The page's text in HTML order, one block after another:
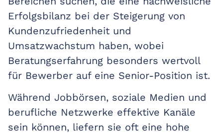
Erfolgsbilanz bei der Steigerung von
Kundenzufriedenheit und
Umsatzwachstum haben, wobei
Beratungserfahrung besonders wertvoll
für Bewerber auf eine Senior-Position ist.
Während Jobbörsen, soziale Medien und
berufliche Netzwerke effektive Kanäle
sein können, liefern sie oft eine hohe